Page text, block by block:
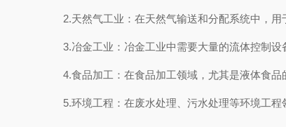
2.天然气工业：在天然气输送和分配系统中，用
3.冶金工业：冶金工业中需要大量的流体控制设
4.食品加工：在食品加工领域，尤其是液体食品
5.环境工程：在废水处理、污水处理等环境工程